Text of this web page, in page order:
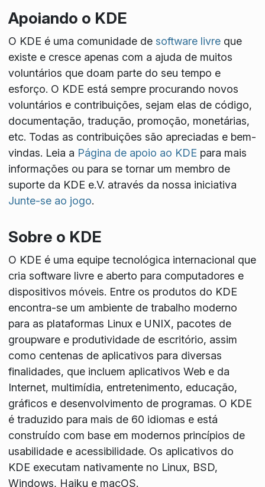
Apoiando o KDE
O KDE é uma comunidade de software livreque
existe e cresce apenas com a ajuda de muitos
voluntários que doam parte do seu tempo e
esforço. O KDE está sempre procurando novos
voluntários e contribuições, sejam elas de código,
documentação, tradução, promoção, monetárias,
etc. Todas as contribuições são apreciadas e bem-
vindas. Leia a Página de apoio ao KDE para mais
informações ou para se tornar um membro de
suporte da KDE e.V. através da nossa iniciativa
Junte-se ao jogo.
Sobre o KDE
O KDE é uma equipe tecnológica internacional que
cria software livre e aberto para computadores e
dispositivos móveis. Entre os produtos do KDE
encontra-se um ambiente de trabalho moderno
para as plataformas Linux e UNIX, pacotes de
groupware e produtividade de escritório, assim
como centenas de aplicativos para diversas
finalidades, que incluem aplicativos Web e da
Internet, multimídia, entretenimento, educação,
gráficos e desenvolvimento de programas. O KDE
é traduzido para mais de 60 idiomas e está
construído com base em modernos princípios de
usabilidade e acessibilidade. Os aplicativos do
KDE executam nativamente no Linux, BSD,
Windows, Haiku e macOS.